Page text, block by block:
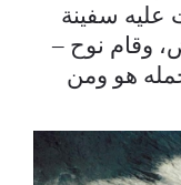
عليه سفينة
وقام نوح –
هو ومن